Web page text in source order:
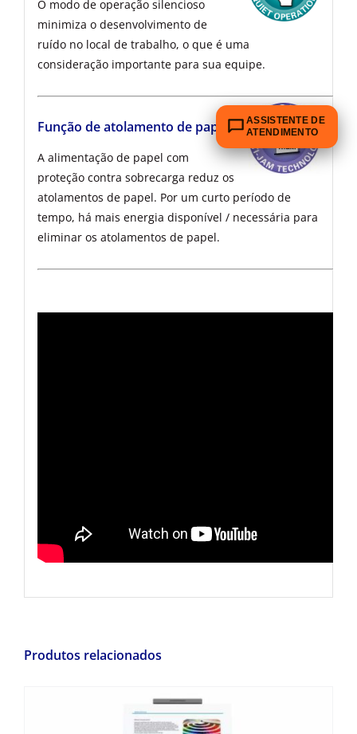
O modo de operação silencioso
minimiza o desenvolvimento de
ruído no local de trabalho, o que é uma
consideração importante para sua equipe.
Função de atolamento de papel
A alimentação de papel com
proteção contra sobrecarga reduz os
atolamentos de papel. Por um curto período de
tempo, há mais energia disponível / necessária para
eliminar os atolamentos de papel.
Produtos relacionados
ASSISTENTE DE
ATENDIMENTO